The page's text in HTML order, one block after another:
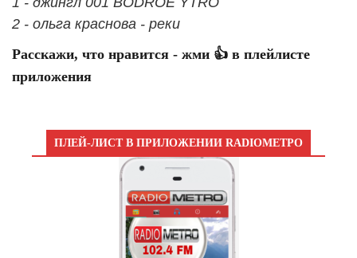
2 - ольга краснова - реки
Расскажи, что нравится - жми 👍 в плейлисте
приложения
ПЛЕЙ-ЛИСТ В ПРИЛОЖЕНИИ RADIOМЕТРО